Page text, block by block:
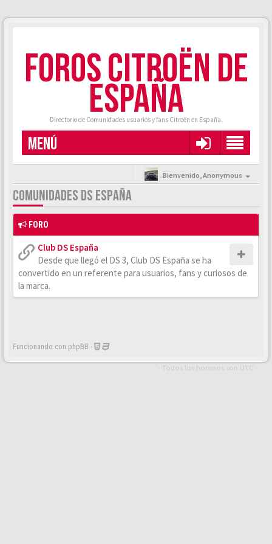
FOROS CITROËN DE
ESPAÑA
Directorio de Comunidades usuarios y fans Citroën en España.
MENÚ
Bienvenido,Anonymous
COMUNIDADES DS ESPAÑA
FORO
Club DS España
Desde que llegó el DS 3, Club DS España se ha
convertido en un referente para usuarios, fans y curiosos de
la marca.
Funcionando con phpBB -
- Todos los horarios son UTC